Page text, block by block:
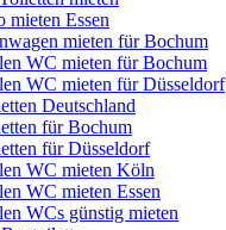
mieten Essen
mieten für Bochum
WC mieten für Bochum
WC mieten für Düsseldorf
Deutschland
für Bochum
für Düsseldorf
WC mieten Köln
WC mieten Essen
WCs günstig mieten